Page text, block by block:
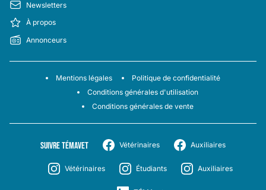
Newsletters
À propos
Annonceurs
Mentions légales
Politique de confidentialité
Conditions générales d'utilisation
Conditions générales de vente
SUIVRE TÉMAVET Vétérinaires Auxiliaires
Vétérinaires Étudiants Auxiliaires